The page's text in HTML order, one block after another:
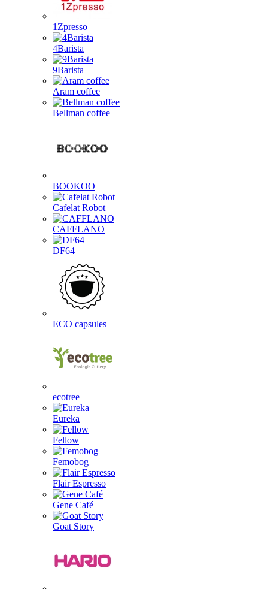
1Zpresso
4Barista
9Barista
Aram coffee
Bellman coffee
BOOKOO
Cafelat Robot
CAFFLANO
DF64
ECO capsules
ecotree
Eureka
Fellow
Femobog
Flair Espresso
Gene Café
Goat Story